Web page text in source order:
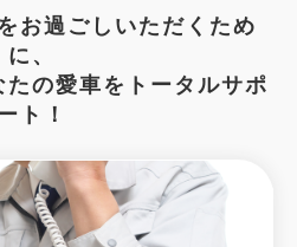
お過ごしいただくため
に、
たの愛車をトータルサポ
ト！